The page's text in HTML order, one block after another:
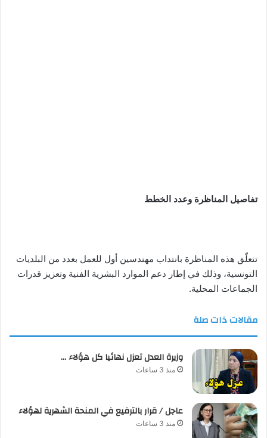
تفاصيل المناظرة وعدد الخطط
تتعلّق هذه المناظرة بانتداب مهندسين أول للعمل بعدد من البلديات
التونسية، وذلك في إطار دعم الموارد البشرية الفنية وتعزيز قدرات
الجماعات المحلية.
مقالات ذات صلة
وزيرة العدل تعزل نهائيا كل هؤلاء …
منذ 3 ساعات
عاجل / قرار بالترفيع في المنحة الشهرية لهؤلاء
منذ 3 ساعات